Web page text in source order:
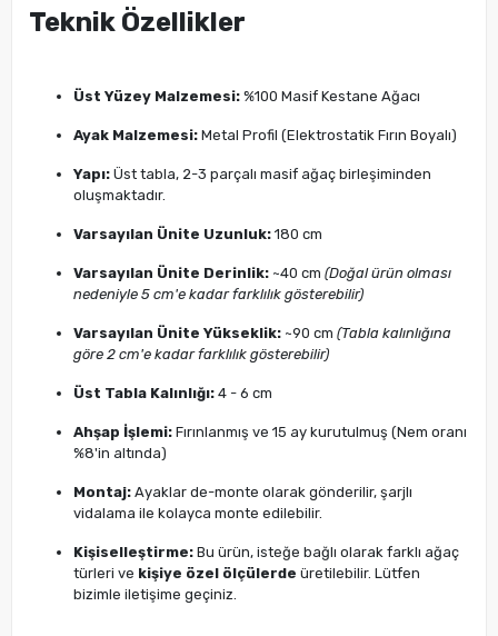
Teknik Özellikler
Üst Yüzey Malzemesi: %100 Masif Kestane Ağacı
Ayak Malzemesi: Metal Profil (Elektrostatik Fırın Boyalı)
Yapı: Üst tabla, 2-3 parçalı masif ağaç birleşiminden
oluşmaktadır.
Varsayılan Ünite Uzunluk: 180 cm
Varsayılan Ünite Derinlik: ~40 cm (Doğal ürün olması
nedeniyle 5 cm'e kadar farklılık gösterebilir)
Varsayılan Ünite Yükseklik: ~90 cm (Tabla kalınlığına
göre 2 cm'e kadar farklılık gösterebilir)
Üst Tabla Kalınlığı: 4 - 6 cm
Ahşap İşlemi: Fırınlanmış ve 15 ay kurutulmuş (Nem oranı
%8'in altında)
Montaj: Ayaklar de-monte olarak gönderilir, şarjlı
vidalama ile kolayca monte edilebilir.
Kişiselleştirme: Bu ürün, isteğe bağlı olarak farklı ağaç
türleri ve kişiye özel ölçülerde üretilebilir. Lütfen
bizimle iletişime geçiniz.